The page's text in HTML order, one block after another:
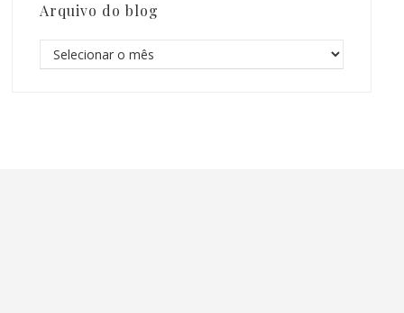
Arquivo do blog